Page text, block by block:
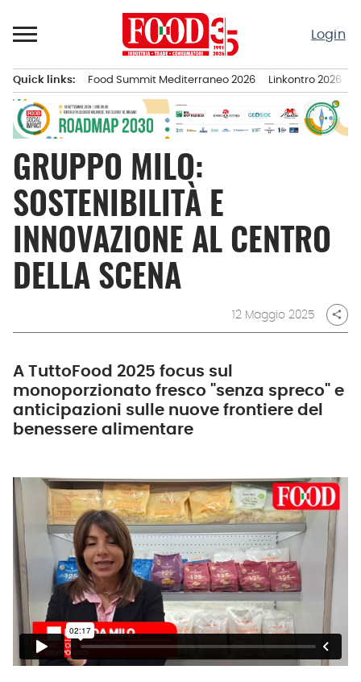
al
Login
principale
Quick links: Food Summit Mediterraneo 2026 Linkontro 2026
GRUPPO MILO:
SOSTENIBILITÀ E
INNOVAZIONE AL CENTRO
DELLA SCENA
12 Maggio 2025 share
A TuttoFood 2025 focus sul
monoporzionato fresco "senza spreco" e
anticipazioni sulle nuove frontiere del
benessere alimentare